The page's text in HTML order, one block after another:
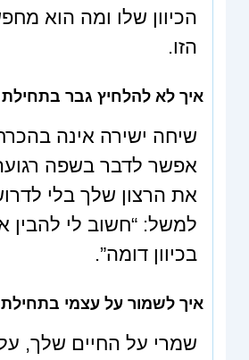
הכיוון שלו ומה הוא
הזו.
איך לא להלחיץ גבר
שיחה ישירה אינה
אפשר לדבר בשפה
את הרצון שלך בלי
למשל: “חשוב לי להבין
בכיוון דומה”.
איך לשמור על עצמי
שמרי על החיים שלך,